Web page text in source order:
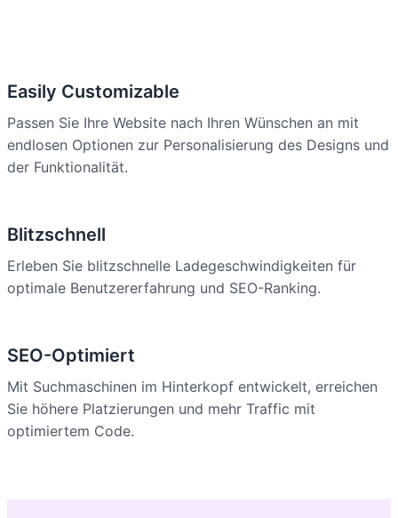
Easily Customizable
Passen Sie Ihre Website nach Ihren Wünschen an mit
endlosen Optionen zur Personalisierung des Designs und
der Funktionalität.
Blitzschnell
Erleben Sie blitzschnelle Ladegeschwindigkeiten für
optimale Benutzererfahrung und SEO-Ranking.
SEO-Optimiert
Mit Suchmaschinen im Hinterkopf entwickelt, erreichen
Sie höhere Platzierungen und mehr Traffic mit
optimiertem Code.